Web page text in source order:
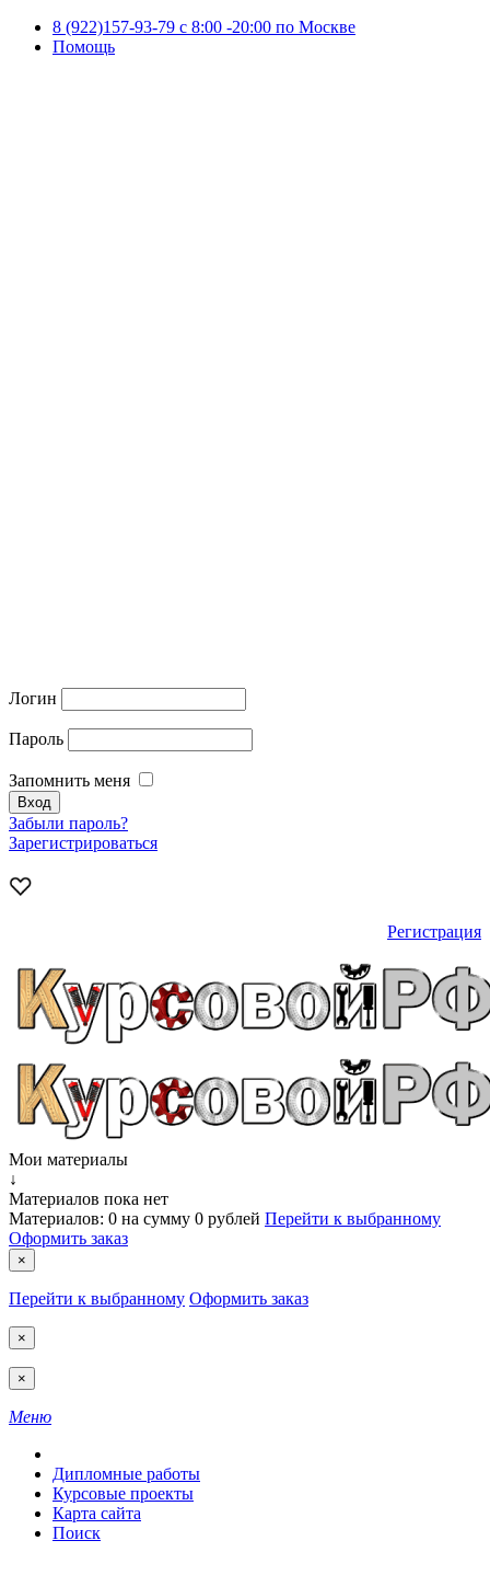
8 (922)157-93-79 c 8:00 -20:00 по Москве
Помощь
Логин
Пароль
Запомнить меня
Забыли пароль?
Зарегистрироваться
Регистрация
Мои материалы
↓
Материалов пока нет
Материалов: 0 на сумму 0 рублей Перейти к выбранному
Оформить заказ
×
Перейти к выбранному Оформить заказ
×
×
Меню
Дипломные работы
Курсовые проекты
Карта сайта
Поиск